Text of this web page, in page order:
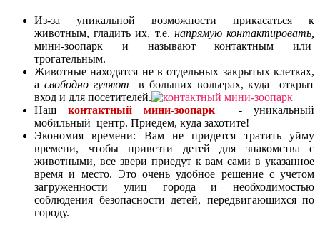
Из-за уникальной возможности прикасаться к
животным, гладить их, т.е. напрямую контактировать,
мини-зоопарк и называют контактным или
трогательным.
Животные находятся не в отдельных закрытых клетках,
а свободно гуляют
в больших вольерах, куда открыт
вход и для посетителей.
Нашконтактный мини-зоопарк - уникальный
мобильный центр. Приедем, куда захотите!
Экономия времени: Вам не придется тратить уйму
времени, чтобы привезти детей для знакомства с
животными, все звери приедут к вам сами в указанное
время и место. Это очень удобное решение с учетом
загруженности улиц города и необходимостью
соблюдения безопасности детей, передвигающихся по
городу.